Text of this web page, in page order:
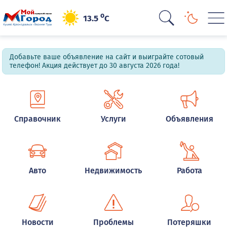
13.5oC
Добавьте ваше объявление на сайт и выиграйте сотовый
телефон! Акция действует до 30 августа 2026 года!
Справочник Услуги Объявления
Авто Недвижимость Работа
Новости Проблемы Потеряшки